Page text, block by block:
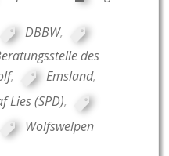
DBBW,
des
, Emsland,
Lies (SPD),
Wolfswelpen